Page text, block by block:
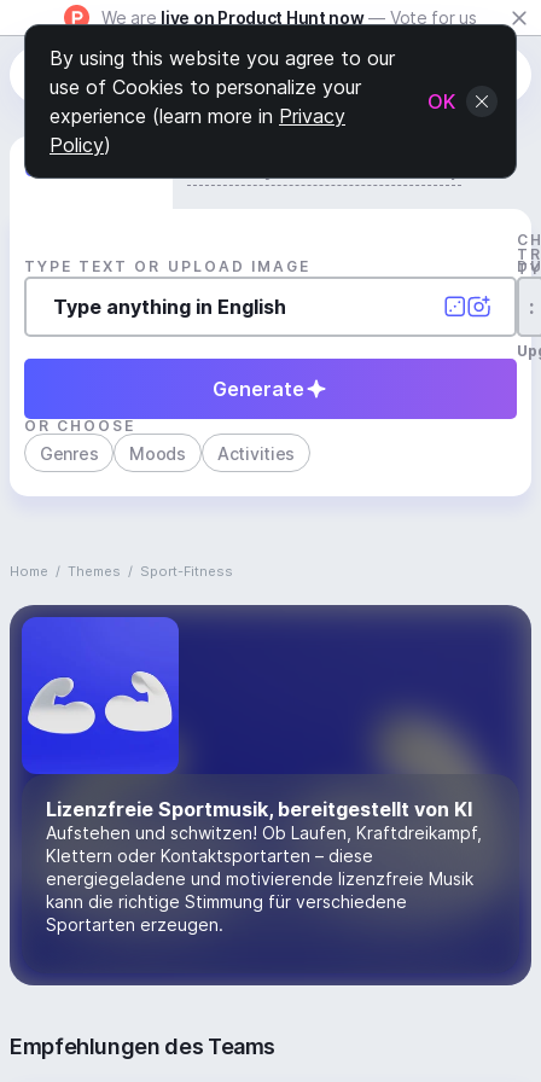
We are live on Product Hunt now — Vote for us
Generate Track
TYPE TEXT OR UPLOAD IMAGE
:
Generate
OR CHOOSE
Genres Moods Activities
Home / Themes / Sport-Fitness
Lizenzfreie Sportmusik, bereitgestellt von KI
Aufstehen und schwitzen! Ob Laufen, Kraftdreikampf,
Klettern oder Kontaktsportarten – diese
energiegeladene und motivierende lizenzfreie Musik
kann die richtige Stimmung für verschiedene
Sportarten erzeugen.
Empfehlungen des Teams
By using this website you agree to our
use of Cookies to personalize your
experience (learn more in Privacy
Policy)
OK